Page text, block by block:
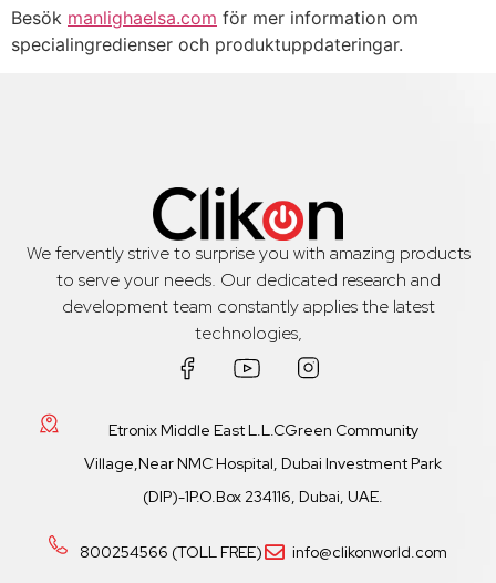
Besök manlighaelsa.com för mer information om
specialingredienser och produktuppdateringar.
We fervently strive to surprise you with amazing products
to serve your needs. Our dedicated research and
development team constantly applies the latest
technologies,
Etronix Middle East L.L.CGreen Community
Village,Near NMC Hospital, Dubai Investment Park
(DIP)-1P.O.Box 234116, Dubai, UAE.
800254566 (TOLL FREE) info@clikonworld.com